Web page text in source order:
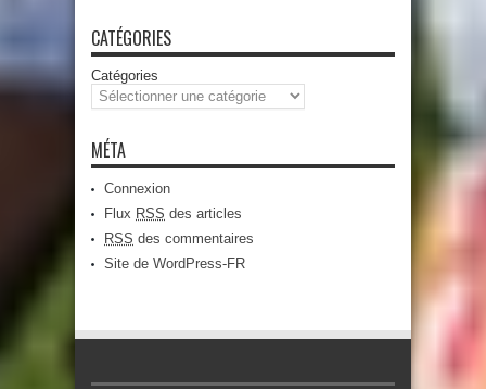
CATÉGORIES
Catégories
MÉTA
Connexion
Flux RSS des articles
RSS des commentaires
Site de WordPress-FR